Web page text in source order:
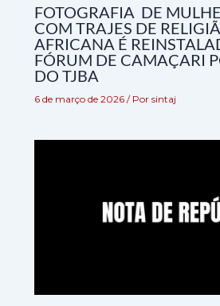
FOTOGRAFIA DE
COM TRAJES DE
AFRICANA É
FÓRUM DE CAMAÇARI
DO TJBA
6 de março de 2026 / Por sintaj